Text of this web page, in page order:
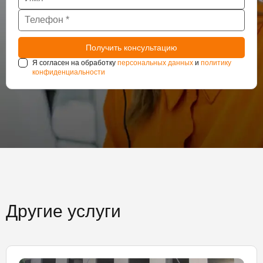
Я согласен на обработку персональных данных и политику
конфиденциальности
Другие услуги